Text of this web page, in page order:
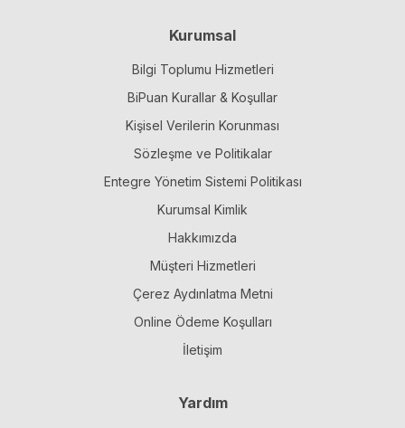
Kurumsal
Bilgi Toplumu Hizmetleri
BiPuan Kurallar & Koşullar
Kişisel Verilerin Korunması
Sözleşme ve Politikalar
Entegre Yönetim Sistemi Politikası
Kurumsal Kimlik
Hakkımızda
Müşteri Hizmetleri
Çerez Aydınlatma Metni
Online Ödeme Koşulları
İletişim
Yardım